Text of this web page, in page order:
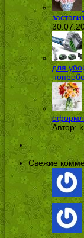
для
Автор:
Свежие